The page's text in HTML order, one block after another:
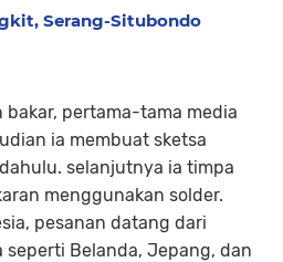
Serang-Situbondo
pertama-tama media
ia membuat sketsa
selanjutnya ia timpa
menggunakan solder.
pesanan datang dari
Belanda, Jepang, dan